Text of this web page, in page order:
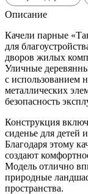
Описание
Качели парные
для
дворов жилых
Уличные
с использованием
металлических
безопасность
Конструкция
сиденье для детей
Благодаря этому
создают
Модель отлично
природные
пространства.